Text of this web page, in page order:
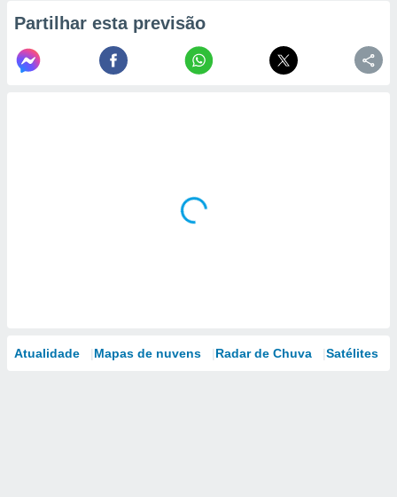
Partilhar esta previsão
Atualidade Mapas de nuvens Radar de Chuva Satélites